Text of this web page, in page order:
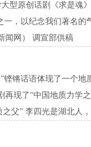
型原创话剧《求是
一，以纪念我们著名
闻网） 调宣部供稿
铿锵话语体现了一个
现了“中国地质力学
父” 李四光是湖北人